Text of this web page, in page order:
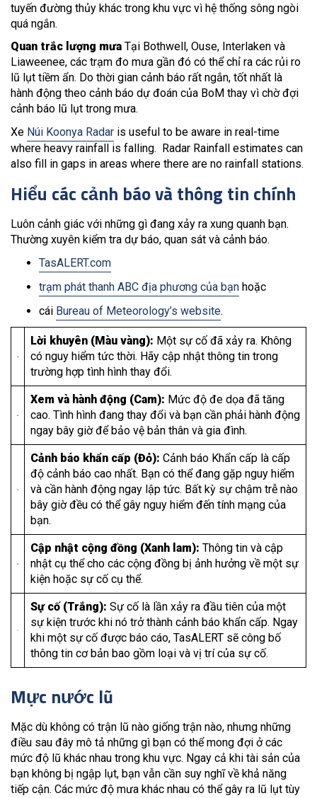
tuyến đường thủy khác trong khu vực vì hệ thống sông ngòi
quá ngắn.
Quan trắc lượng mưa Tại Bothwell, Ouse, Interlaken và
Liaweenee, các trạm đo mưa gần đó có thể chỉ ra các rủi ro
lũ lụt tiềm ẩn. Do thời gian cảnh báo rất ngắn, tốt nhất là
hành động theo cảnh báo dự đoán của BoM thay vì chờ đợi
cảnh báo lũ lụt trong mưa.
Xe Núi Koonya Radar is useful to be aware in real-time
where heavy rainfall is falling. Radar Rainfall estimates can
also fill in gaps in areas where there are no rainfall stations.
Hiểu các cảnh báo và thông tin chính
Luôn cảnh giác với những gì đang xảy ra xung quanh bạn.
Thường xuyên kiểm tra dự báo, quan sát và cảnh báo.
TasALERT.com
trạm phát thanh ABC địa phương của bạn hoặc
cái Bureau of Meteorology’s website.
Lời khuyên (Màu vàng): Một sự cố đã xảy ra. Không
có nguy hiểm tức thời. Hãy cập nhật thông tin trong
trường hợp tình hình thay đổi.
Xem và hành động (Cam): Mức độ đe dọa đã tăng
cao. Tình hình đang thay đổi và bạn cần phải hành động
ngay bây giờ để bảo vệ bản thân và gia đình.
Cảnh báo khẩn cấp (Đỏ): Cảnh báo Khẩn cấp là cấp
độ cảnh báo cao nhất. Bạn có thể đang gặp nguy hiểm
và cần hành động ngay lập tức. Bất kỳ sự chậm trễ nào
bây giờ đều có thể gây nguy hiểm đến tính mạng của
bạn.
Cập nhật cộng đồng (Xanh lam): Thông tin và cập
nhật cụ thể cho các cộng đồng bị ảnh hưởng về một sự
kiện hoặc sự cố cụ thể.
Sự cố (Trắng): Sự cố là lần xảy ra đầu tiên của một
sự kiện trước khi nó trở thành cảnh báo khẩn cấp. Ngay
khi một sự cố được báo cáo, TasALERT sẽ công bố
thông tin cơ bản bao gồm loại và vị trí của sự cố.
Mực nước lũ
Mặc dù không có trận lũ nào giống trận nào, nhưng những
điều sau đây mô tả những gì bạn có thể mong đợi ở các
mức độ lũ khác nhau trong khu vực. Ngay cả khi tài sản của
bạn không bị ngập lụt, bạn vẫn cần suy nghĩ về khả năng
tiếp cận. Các mức độ mưa khác nhau có thể gây ra lũ lụt tùy